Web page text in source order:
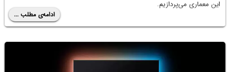
این معماری می‌پردازیم.
ادامه‌ی مطلب ...